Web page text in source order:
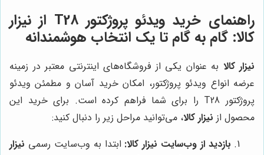
راهنمای خرید ویدئو پروژکتور T28 از نیزار
کالا: گام به گام تا یک انتخاب هوشمندانه
نیزار کالا به عنوان یکی از فروشگاه‌های اینترنتی معتبر در زمینه
عرضه انواع ویدئو پروژکتور، امکان خرید آسان و مطمئن ویدئو
پروژکتور T28 را برای شما فراهم کرده است. برای خرید این
محصول از نیزار کالا، می‌توانید مراحل زیر را دنبال کنید:
بازدید از وب‌سایت نیزار کالا: ابتدا به وب‌سایت رسمی نیزار